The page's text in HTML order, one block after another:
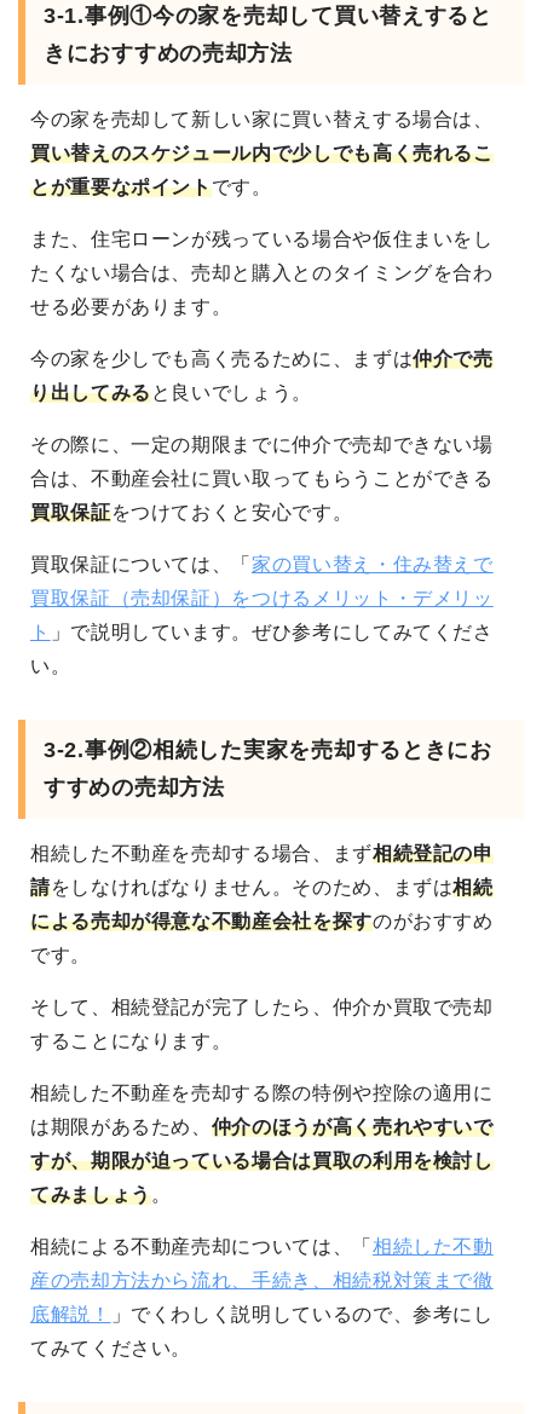
3-1.事例①今の家を売却して買い替えすると
きにおすすめの売却方法
今の家を売却して新しい家に買い替えする場合は、
買い替えのスケジュール内で少しでも高く売れるこ
とが重要なポイントです。
また、住宅ローンが残っている場合や仮住まいをし
たくない場合は、売却と購入とのタイミングを合わ
せる必要があります。
今の家を少しでも高く売るために、まずは仲介で売
り出してみると良いでしょう。
その際に、一定の期限までに仲介で売却できない場
合は、不動産会社に買い取ってもらうことができる
買取保証をつけておくと安心です。
買取保証については、「 家の買い替え・住み替えで
買取保証（売却保証）をつけるメリット・デメリッ
ト 」で説明しています。ぜひ参考にしてみてくださ
い。
3-2.事例②相続した実家を売却するときにお
すすめの売却方法
相続した不動産を売却する場合、まず相続登記の申
請をしなければなりません。そのため、まずは相続
による売却が得意な不動産会社を探すのがおすすめ
です。
そして、相続登記が完了したら、仲介か買取で売却
することになります。
相続した不動産を売却する際の特例や控除の適用に
は期限があるため、 仲介のほうが高く売れやすいで
すが、期限が迫っている場合は買取の利用を検討し
てみましょう。
相続による不動産売却については、「 相続した不動
産の売却方法から流れ、手続き、相続税対策まで徹
底解説！
」でくわしく説明しているので、参考にし
てみてください。